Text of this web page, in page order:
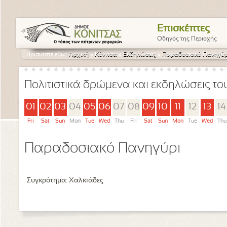
Επισκέπτες
Οδηγός της Περιοχής
Βρίσκεστε εδώ:Αρχική » Κόνιτσα » Εκδηλώσεις » Παραδοσιακό
Πολιτιστικά δρώμενα και εκδηλώσεις
01
Fri
02
Sat
03
Sun
04
Mon
05
Tue
06
Wed
07
Thu
08
Fri
09
Sat
10
Sun Mon
12
Tue
13
Wed
14
Thu
Παραδοσιακό Πανηγύρι
Συγκρότημα: Χαλκιάδες